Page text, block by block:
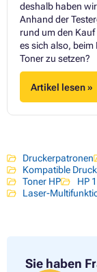
deshalb haben
Anhand der
rund um den
es sich also,
Toner zu setzen?
Artikel lesen »
Druckerpatronen
Kompatible
Toner HP
HP
Laser-
Sie haben